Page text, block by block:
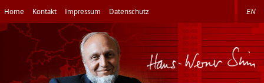
Direkt
zum
Inhalt
Home Kontakt Impressum Datenschutz EN